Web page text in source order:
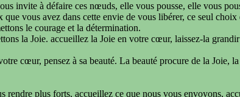
invite à défaire ces nœuds, elle vous pousse, elle vous
que vous avez dans cette envie de vous libérer, ce seul
le courage et la détermination.
la Joie. accueillez la Joie en votre cœur, laissez-la
cœur, pensez à sa beauté. La beauté procure de la Joie,
rendre plus forts, accueillez ce que nous vous envoyons,